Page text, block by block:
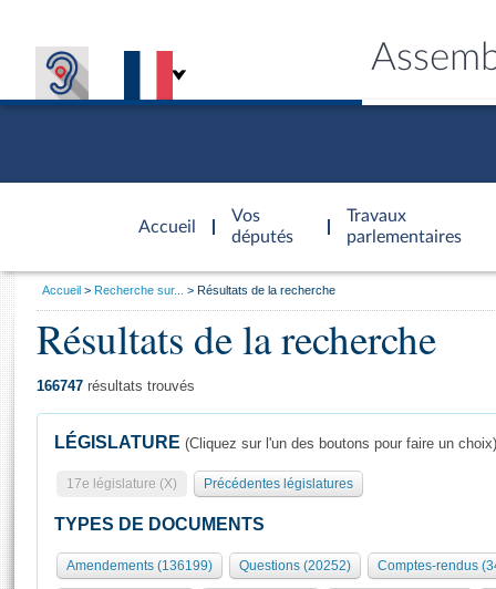
Accueil
d'accueil
Vos
députés
Travaux
parlementaires
Présidence
577 députés
Séance publique
Commissions et autres organes
Général
Rôle et pouvoirs de l'Assemblée
Organisation de l'Assemblée
Visiter l'Assemblée
Visite virtuelle du palais Bourbon
Vous
Accueil Recherche sur... Résultats de la recherche
Résultats de la recherche
166747 résultats trouvés
LÉGISLATURE (Cliquez sur l'un des boutons pour faire un choix)
17e législature (X) Précédentes législatures
TYPES DE DOCUMENTS
Amendements (136199) Questions (20252) Comptes-rendus